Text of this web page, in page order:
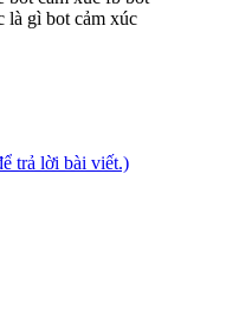
là gì bot cảm xúc
trả lời bài viết.)